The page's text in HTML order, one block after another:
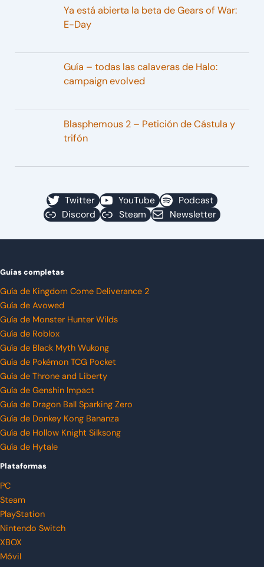
Ya está abierta la beta de Gears of War:
E-Day
Guía – todas las calaveras de Halo:
campaign evolved
Blasphemous 2 – Petición de Cástula y
trifón
Twitter YouTube
Podcast
Discord
Steam Newsletter
Guías completas
Guía de Kingdom Come Deliverance 2
Guía de Avowed
Guía de Monster Hunter Wilds
Guía de Roblox
Guía de Black Myth Wukong
Guía de Pokémon TCG Pocket
Guía de Throne and Liberty
Guía de Genshin Impact
Guía de Dragon Ball Sparking Zero
Guía de Donkey Kong Bananza
Guía de Hollow Knight Silksong
Guía de Hytale
Plataformas
PC
Steam
PlayStation
Nintendo Switch
XBOX
Móvil